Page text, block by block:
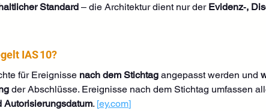
Standard – die Architektur dient nur der Evidenz‑,
IAS 10?
für Ereignisse nach dem Stichtag angepasst werden und
der Abschlüsse. Ereignisse nach dem Stichtag umfassen
Autorisierungsdatum. [ey.com]